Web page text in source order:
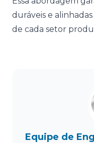
duráveis e
de cada setor
Equipe de